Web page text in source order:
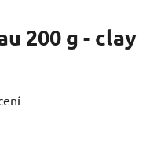
200 g - clay